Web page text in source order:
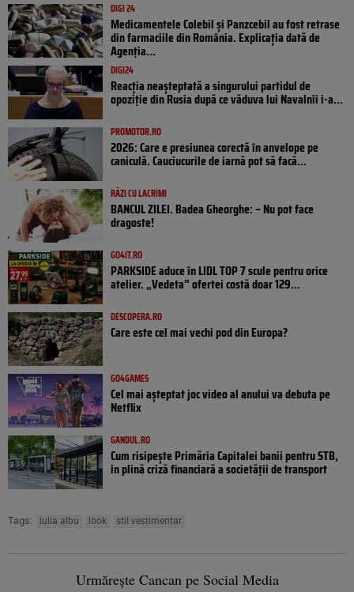
DIGI 24
Medicamentele Colebil și Panzcebil au fost retrase
din farmaciile din România. Explicația dată de
Agenția...
DIGI24
Reacția neașteptată a singurului partidul de
opoziţie din Rusia după ce văduva lui Navalnîi i-a...
PROMOTOR.RO
2026: Care e presiunea corectă în anvelope pe
caniculă. Cauciucurile de iarnă pot să facă...
RÂZI CU LACRIMI
BANCUL ZILEI. Badea Gheorghe: – Nu pot face
dragoste!
GO4IT.RO
PARKSIDE aduce în LIDL TOP 7 scule pentru orice
atelier. „Vedeta” ofertei costă doar 129...
DESCOPERA.RO
Care este cel mai vechi pod din Europa?
GO4GAMES
Cel mai așteptat joc video al anului va debuta pe
Netflix
GANDUL.RO
Cum risipește Primăria Capitalei banii pentru STB,
în plină criză financiară a societății de transport
Tags: iulia albu look stil vestimentar
Urmărește Cancan pe Social Media